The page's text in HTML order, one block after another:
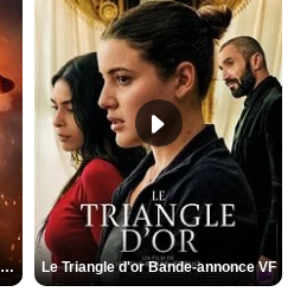
L'Odyssée Bande-annonce VO STFR Le Triangle d'or Bande-annonce VF